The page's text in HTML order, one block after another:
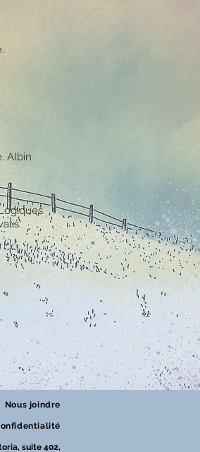
Albin
Nous joindre
suite 402,